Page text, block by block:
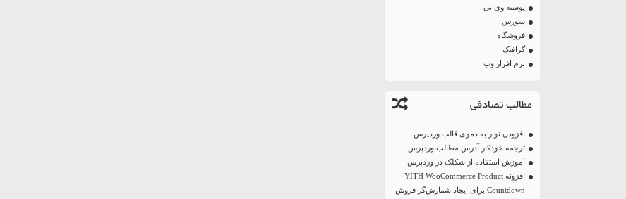
پوسته وی بی
سورس
فروشگاه
گرافیک
نرم افزار وب
مطالب تصادفی
افزودن نوار به دموی قالب وردپرس
ترجمه خودکار آدرس مطالب وردپرس
آموزش استفاده از شکلک در وردپرس
افزونه YITH WooCommerce Product
Countdown برای ایجاد شمارش‌گر فروش